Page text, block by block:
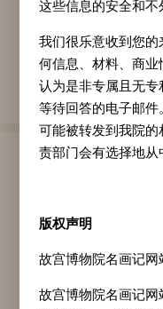
作家
周之冕
质地
纵
有书法韵味。雄
富，尾羽时见中
这些信息的安全和不
我们很乐意收到您
何信息、材料、商
认为是非专属且无
等待回答的电子邮
可能被转发到我院
责部门会有选择地从
版权声明
故宫博物院名画记网
故宫博物院名画记